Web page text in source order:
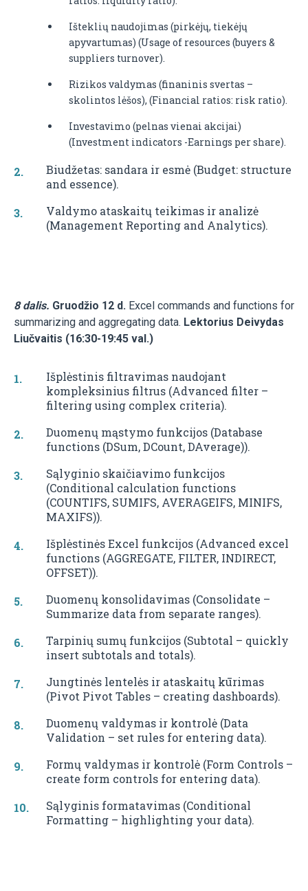
Išteklių naudojimas (pirkėjų, tiekėjų
apyvartumas) (Usage of resources (buyers &
suppliers turnover).
Rizikos valdymas (finaninis svertas –
skolintos lėšos), (Financial ratios: risk ratio).
Investavimo (pelnas vienai akcijai)
(Investment indicators -Earnings per share).
Biudžetas: sandara ir esmė (Budget: structure
and essence).
Valdymo ataskaitų teikimas ir analizė
(Management Reporting and Analytics).
8 dalis. Gruodžio 12 d. Excel commands and functions for
summarizing and aggregating data. Lektorius Deivydas
Liučvaitis (16:30-19:45 val.)
Išplėstinis filtravimas naudojant
kompleksinius filtrus (Advanced filter –
filtering using complex criteria).
Duomenų mąstymo funkcijos (Database
functions (DSum, DCount, DAverage)).
Sąlyginio skaičiavimo funkcijos
(Conditional calculation functions
(COUNTIFS, SUMIFS, AVERAGEIFS, MINIFS,
MAXIFS)).
Išplėstinės Excel funkcijos (Advanced excel
functions (AGGREGATE, FILTER, INDIRECT,
OFFSET)).
Duomenų konsolidavimas (Consolidate –
Summarize data from separate ranges).
Tarpinių sumų funkcijos (Subtotal – quickly
insert subtotals and totals).
Jungtinės lentelės ir ataskaitų kūrimas
(Pivot Pivot Tables – creating dashboards).
Duomenų valdymas ir kontrolė (Data
Validation – set rules for entering data).
Formų valdymas ir kontrolė (Form Controls –
create form controls for entering data).
Sąlyginis formatavimas (Conditional
Formatting – highlighting your data).